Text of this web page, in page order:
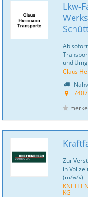
Lkw-
Ab
und
Claus
Zur
in
(m/w/x)
KG